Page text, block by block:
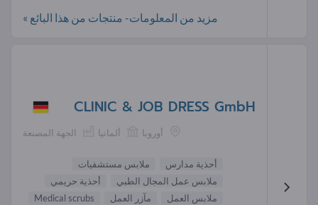
مزيد من المعلومات- منتجات من هذا البائع »
CLINIC & JOB DRESS GmbH
الجهة المصنعة ألمانيا أوروبا
أحذية مدارس
ملابس مستشفيات
ملابس عمل المجال الطبي
أحذية حريمي
ملابس العمل
مآزر العمل
Medical scrubs